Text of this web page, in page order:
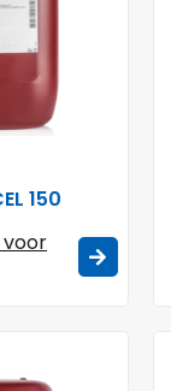
150